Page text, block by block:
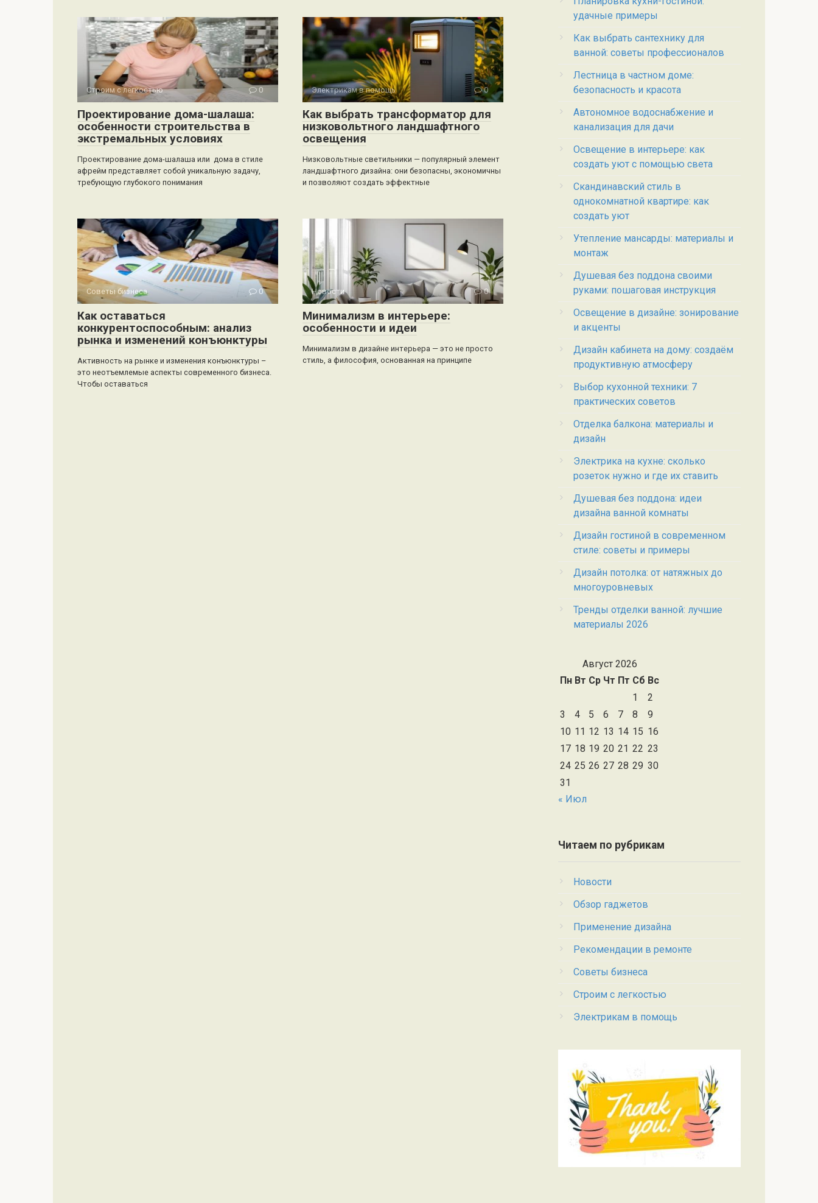
Строим с легкостью 0
Проектирование дома-шалаша:
особенности строительства в
экстремальных условиях
Проектирование дома-шалаша или дома в стиле
афрейм представляет собой уникальную задачу,
требующую глубокого понимания
Электрикам в помощь 0
Как выбрать трансформатор для
низковольтного ландшафтного
освещения
Низковольтные светильники — популярный элемент
ландшафтного дизайна: они безопасны, экономичны
и позволяют создать эффектные
Советы бизнеса 0
Как оставаться
конкурентоспособным: анализ
рынка и изменений конъюнктуры
Активность на рынке и изменения конъюнктуры –
это неотъемлемые аспекты современного бизнеса.
Чтобы оставаться
Новости 0
Минимализм в интерьере:
особенности и идеи
Минимализм в дизайне интерьера — это не просто
стиль, а философия, основанная на принципе
удачные примеры
Как выбрать сантехнику для
ванной: советы профессионалов
Лестница в частном доме:
безопасность и красота
Автономное водоснабжение и
канализация для дачи
Освещение в интерьере: как
создать уют с помощью света
Скандинавский стиль в
однокомнатной квартире: как
создать уют
Утепление мансарды: материалы и
монтаж
Душевая без поддона своими
руками: пошаговая инструкция
Освещение в дизайне: зонирование
и акценты
Дизайн кабинета на дому: создаём
продуктивную атмосферу
Выбор кухонной техники: 7
практических советов
Отделка балкона: материалы и
дизайн
Электрика на кухне: сколько
розеток нужно и где их ставить
Душевая без поддона: идеи
дизайна ванной комнаты
Дизайн гостиной в современном
стиле: советы и примеры
Дизайн потолка: от натяжных до
многоуровневых
Тренды отделки ванной: лучшие
материалы 2026
Август 2026
Пн Вт Ср Чт Пт Сб Вс
1
2
3
4 5 6 7 8
9
10 11 12 13 14 15 16
17 18 19 20 21 22 23
24 25 26 27 28 29 30
31
« Июл
Читаем по рубрикам
Новости
Обзор гаджетов
Применение дизайна
Рекомендации в ремонте
Советы бизнеса
Строим с легкостью
Электрикам в помощь